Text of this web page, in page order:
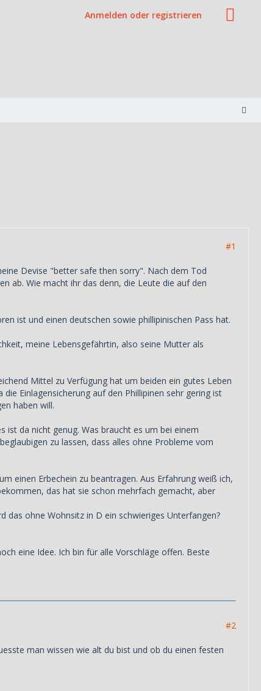
Anmelden oder registrieren
#1
Devise "better safe then sorry". Nach dem Tod
ab. Wie macht ihr das denn, die Leute die auf den
ist und einen deutschen sowie phillipinischen Pass hat.
meine Lebensgefährtin, also seine Mutter als
Mittel zu Verfügung hat um beiden ein gutes Leben
Einlagensicherung auf den Phillipinen sehr gering ist
haben will.
ist da nicht genug. Was braucht es um bei einem
zu lassen, dass alles ohne Probleme vom
einen Erbechein zu beantragen. Aus Erfahrung weiß ich,
das hat sie schon mehrfach gemacht, aber
das ohne Wohnsitz in D ein schwieriges Unterfangen?
eine Idee. Ich bin für alle Vorschläge offen. Beste
#2
man wissen wie alt du bist und ob du einen festen